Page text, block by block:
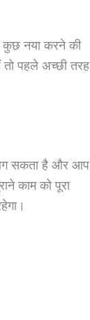
कुछ नया करने की
तो पहले अच्छी तरह
सकता है और आप
काम को पूरा